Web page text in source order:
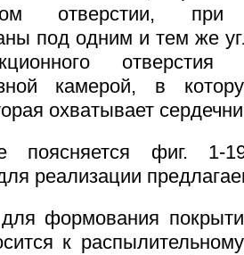
отверстии,
под одним и тем же
камерой, в
охватывает
поясняется фиг. 1-
реализации
для формования
к